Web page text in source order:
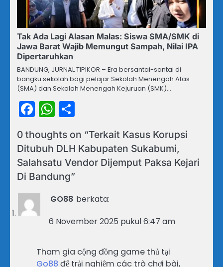
Tak Ada Lagi Alasan Malas: Siswa SMA/SMK di
Jawa Barat Wajib Memungut Sampah, Nilai IPA
Dipertaruhkan
BANDUNG, JURNAL TIPIKOR – Era bersantai-santai di
bangku sekolah bagi pelajar Sekolah Menengah Atas
(SMA) dan Sekolah Menengah Kejuruan (SMK)…
Facebook
WhatsApp
0 thoughts on “Terkait Kasus Korupsi
Ditubuh DLH Kabupaten Sukabumi,
Salahsatu Vendor Dijemput Paksa Kejari
Di Bandung”
GO88 berkata:
6 November 2025 pukul 6:47 am
Tham gia cộng đồng game thủ tại
Go88 để trải nghiệm các trò chơi bài,